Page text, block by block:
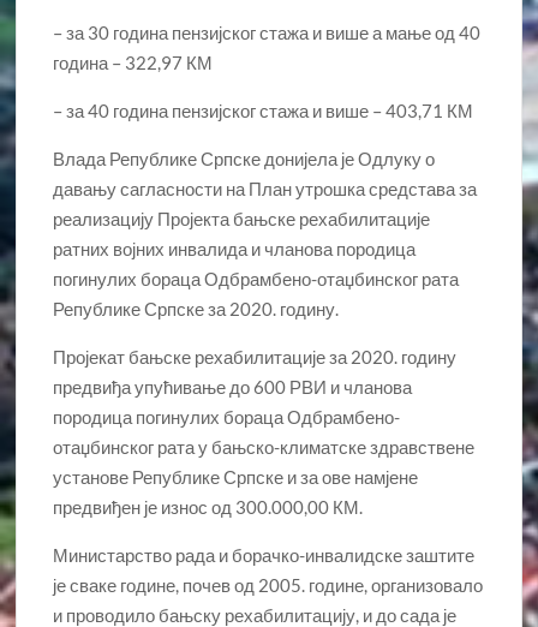
– за 30 година пензијског стажа и више а мање од 40
година – 322,97 КМ
– за 40 година пензијског стажа и више – 403,71 КМ
Влада Републике Српске донијела је Одлуку о
давању сагласности на План утрошка средстава за
реализацију Пројекта бањске рехабилитације
ратних војних инвалида и чланова породица
погинулих бораца Одбрамбено-отаџбинског рата
Републике Српске за 2020. годину.
Пројекат бањске рехабилитације за 2020. годину
предвиђа упућивање до 600 РВИ и чланова
породица погинулих бораца Одбрамбено-
отаџбинског рата у бањско-климатске здравствене
установе Републике Српске и за ове намјене
предвиђен је износ од 300.000,00 КМ.
Министарство рада и борачко-инвалидске заштите
је сваке године, почев од 2005. године, организовало
и проводило бањску рехабилитацију, и до сада је